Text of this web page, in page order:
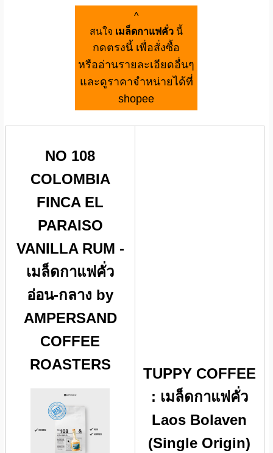
^
สนใจ เมล็ดกาแฟคั่ว นี้
กดตรงนี้ เพื่อสั่งซื้อ
หรืออ่านรายละเอียดอื่นๆ
และดูราคาจำหน่ายได้ที่
shopee
NO 108
COLOMBIA
FINCA EL
PARAISO
VANILLA RUM -
เมล็ดกาแฟคั่ว
อ่อน-กลาง by
AMPERSAND
COFFEE
ROASTERS
TUPPY COFFEE
: เมล็ดกาแฟคั่ว
Laos Bolaven
(Single Origin)